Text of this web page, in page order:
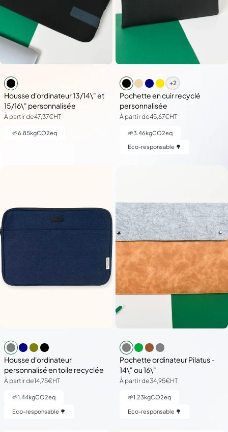
Housse d'ordinateur 13/14\" et
15/16\" personnalisée
À partir de47,37€HT
🌱6.85kgCO2eq
+2
Pochette en cuir recyclé
personnalisée
À partir de45,67€HT
🌱3.46kgCO2eq
Eco-responsable 🌳
Housse d'ordinateur
personnalisé en toile recyclée
À partir de14,75€HT
🌱1.44kgCO2eq
Eco-responsable 🌳
Pochette ordinateur Pilatus -
14\" ou 16\"
À partir de34,95€HT
🌱1.23kgCO2eq
Eco-responsable 🌳